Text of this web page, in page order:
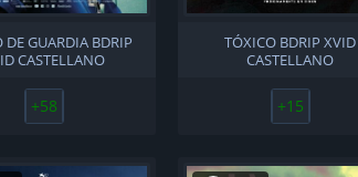
DE GUARDIA BDRIP
CASTELLANO
+58
TÓXICO BDRIP XVID
CASTELLANO
+15